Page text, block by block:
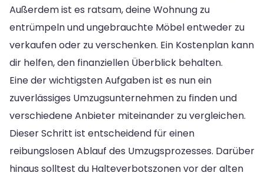
Außerdem ist es ratsam, deine Wohnung zu
entrümpeln und ungebrauchte Möbel entweder zu
verkaufen oder zu verschenken. Ein Kostenplan kann
dir helfen, den finanziellen Überblick behalten.
Eine der wichtigsten Aufgaben ist es nun ein
zuverlässiges Umzugsunternehmen zu finden und
verschiedene Anbieter miteinander zu vergleichen.
Dieser Schritt ist entscheidend für einen
reibungslosen Ablauf des Umzugsprozesses. Darüber
hinaus solltest du Halteverbotszonen vor der alten